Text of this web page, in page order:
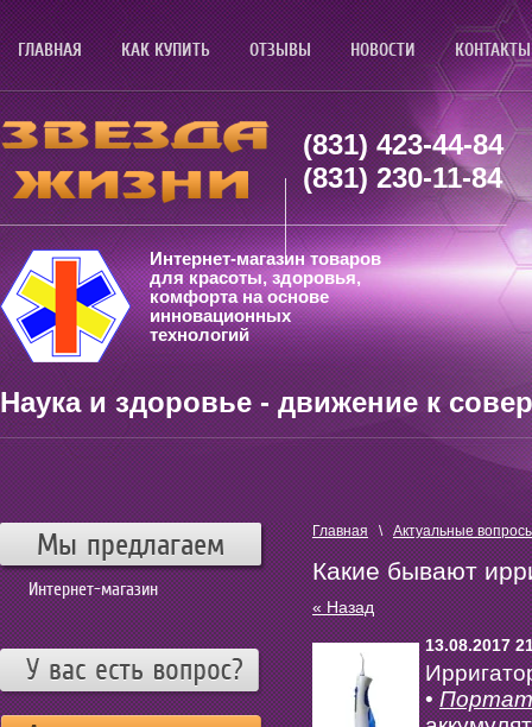
ГЛАВНАЯ КАК КУПИТЬ ОТЗЫВЫ НОВОСТИ КОНТАКТЫ
(831) 423-44-84
(831) 230-11-84
Интернет-магазин товаров
для красоты, здоровья,
комфорта на основе
инновационных
технологий
Наука и здоровье - движение к
Мы предлагаем
Интернет-магазин
Главная \ Актуальные
Какие бывают
« Назад
13.08.2017
•